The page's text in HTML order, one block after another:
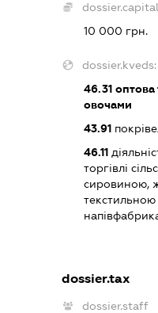
10 000 грн.
dossier.kveds:
46.31 оптова
овочами
43.91
46.11
торгівлі
сировиною,
dossier.tax
dossier.staff